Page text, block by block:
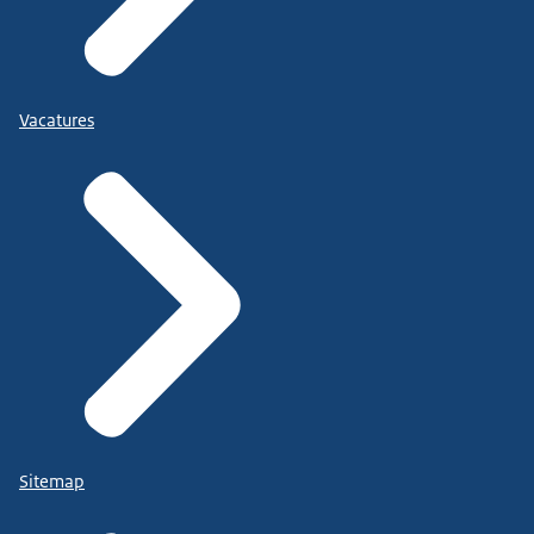
Vacatures
Sitemap